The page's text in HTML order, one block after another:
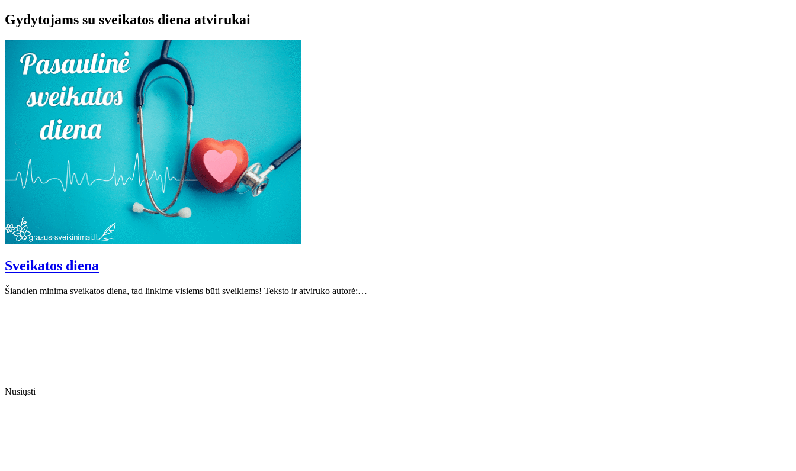
Gydytojams su sveikatos diena atvirukai
Sveikatos diena
Šiandien minima sveikatos diena, tad linkime visiems būti sveikiems! Teksto ir atviruko autorė:…
Nusiųsti